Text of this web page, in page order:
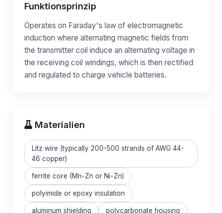
Funktionsprinzip
Operates on Faraday's law of electromagnetic
induction where alternating magnetic fields from
the transmitter coil induce an alternating voltage in
the receiving coil windings, which is then rectified
and regulated to charge vehicle batteries.
Materialien
Litz wire (typically 200-500 strands of AWG 44-
46 copper)
ferrite core (Mn-Zn or Ni-Zn)
polyimide or epoxy insulation
aluminum shielding polycarbonate housing